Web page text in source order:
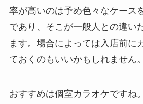
率が高いのは予め色々なケース
であり、そこが一般人との違い
ます。場合によっては入店前に
ておくのもいいかもしれません。
おすすめは個室カラオケですね。